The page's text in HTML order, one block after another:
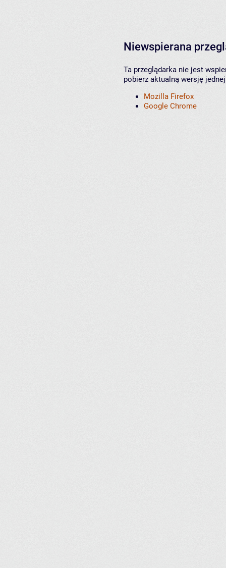
Niewspierana
Ta przeglądarka nie jest
pobierz aktualną wersję
Mozilla Firefox
Google Chrome